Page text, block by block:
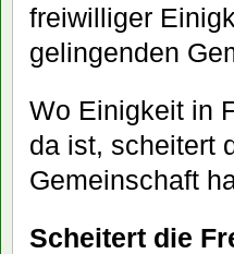
freiwilliger
gelingenden
Wo Einigkeit in
da ist, scheitert
Gemeinschaft
Scheitert die